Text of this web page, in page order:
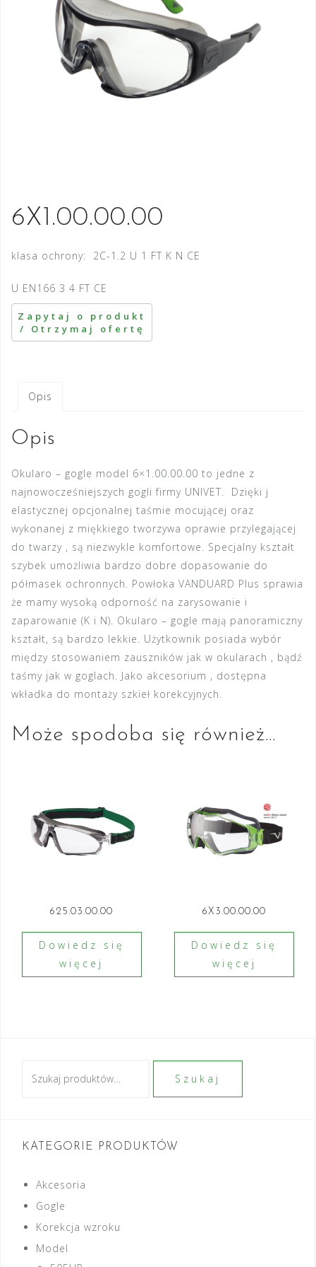
6X1.00.00.00
klasa ochrony: 2C-1.2 U 1 FT K N CE
U EN166 3 4 FT CE
Opis
Opis
Okularo – gogle model 6×1.00.00.00 to jedne z
najnowocześniejszych gogli firmy UNIVET. Dzięki j
elastycznej opcjonalnej taśmie mocującej oraz
wykonanej z miękkiego tworzywa oprawie przylegającej
do twarzy , są niezwykle komfortowe. Specjalny kształt
szybek umożliwia bardzo dobre dopasowanie do
półmasek ochronnych. Powłoka VANDUARD Plus sprawia
że mamy wysoką odporność na zarysowanie i
zaparowanie (K i N). Okularo – gogle mają panoramiczny
kształt, są bardzo lekkie. Użytkownik posiada wybór
między stosowaniem zauszników jak w okularach , bądź
taśmy jak w goglach. Jako akcesorium , dostępna
wkładka do montaży szkieł korekcyjnych.
Może spodoba się również…
625.03.00.00
Dowiedz się
więcej
6X3.00.00.00
Dowiedz się
więcej
Szukaj
KATEGORIE PRODUKTÓW
Akcesoria
Gogle
Korekcja wzroku
Model